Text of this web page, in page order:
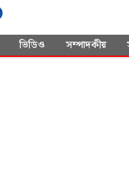
ভিডিও সম্পাদকীয়